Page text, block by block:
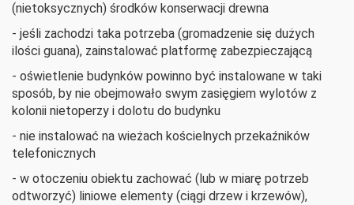
(nietoksycznych) środków konserwacji drewna
- jeśli zachodzi taka potrzeba (gromadzenie się dużych
ilości guana), zainstalować platformę zabezpieczającą
- oświetlenie budynków powinno być instalowane w taki
sposób, by nie obejmowało swym zasięgiem wylotów z
kolonii nietoperzy i dolotu do budynku
- nie instalować na wieżach kościelnych przekaźników
telefonicznych
- w otoczeniu obiektu zachować (lub w miarę potrzeb
odtworzyć) liniowe elementy (ciągi drzew i krzewów),